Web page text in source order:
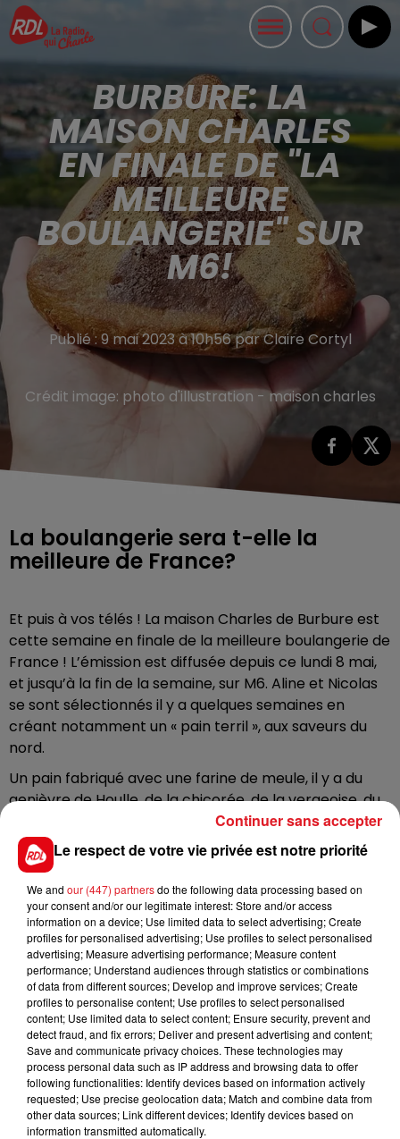
BURBURE: LA
MAISON CHARLES
EN FINALE DE "LA
MEILLEURE
BOULANGERIE" SUR
M6!
Publié : 9 mai 2023 à 10h56 par Claire Cortyl
Crédit image: photo d'illustration - maison charles
La boulangerie sera t-elle la
meilleure de France?
Et puis à vos télés ! La maison Charles de Burbure est
cette semaine en finale de la meilleure boulangerie de
France ! L’émission est diffusée depuis ce lundi 8 mai,
et jusqu’à la fin de la semaine, sur M6. Aline et Nicolas
se sont sélectionnés il y a quelques semaines en
créant notamment un « pain terril », aux saveurs du
nord.
Un pain fabriqué avec une farine de meule, il y a du
genièvre de Houlle, de la chicorée, de la vergeoise, du
caramel et de la cannelle, nous a confié Nicolas, le
gérant des lieux. UN pain à consommer au repas, avec
le fromage, du foie gras, ou même au petit-déjeuner
et qui a une forme, évidemment, de terril.
FIL D'ACTUS
Le respect de votre vie privée est notre priorité
We and our (447) partnersdo the following data processing based on
your consent and/or our legitimate interest: Store and/or access
information on a device; Use limited data to select advertising; Create
profiles for personalised advertising; Use profiles to select personalised
advertising; Measure advertising performance; Measure content
performance; Understand audiences through statistics or combinations
of data from different sources; Develop and improve services; Create
profiles to personalise content; Use profiles to select personalised
content; Use limited data to select content; Ensure security, prevent and
detect fraud, and fix errors; Deliver and present advertising and content;
Save and communicate privacy choices. These technologies may
process personal data such as IP address and browsing data to offer
following functionalities: Identify devices based on information actively
requested; Use precise geolocation data; Match and combine data from
other data sources; Link different devices; Identify devices based on
information transmitted automatically.
Continuer sans accepter